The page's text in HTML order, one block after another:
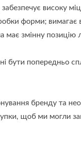
високу
форми; вимагає
змінну позицію
бути попередньо
бренду та
щоб ми могли